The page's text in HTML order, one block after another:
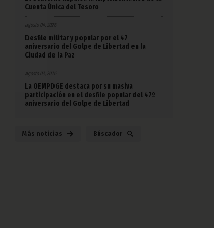
Cuenta Única del Tesoro
agosto 04, 2026
Desfile militar y popular por el 47
aniversario del Golpe de Libertad en la
Ciudad de la Paz
agosto 03, 2026
La OEMPDGE destaca por su masiva
participación en el desfile popular del 47º
aniversario del Golpe de Libertad
Más noticias Búscador